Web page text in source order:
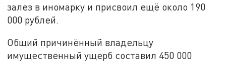
залез в иномарку и присвоил ещё около 190
000 рублей.
Общий причинённый владельцу
имущественный ущерб составил 450 000